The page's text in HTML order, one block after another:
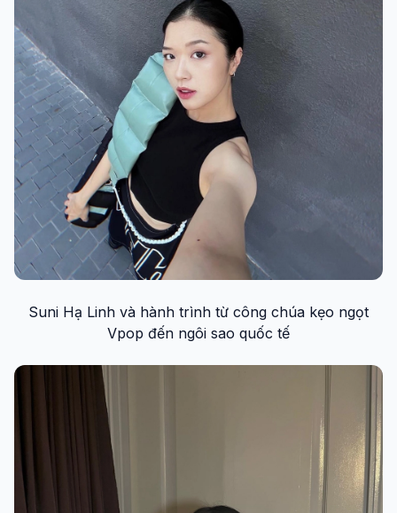
Suni Hạ Linh và hành trình từ công chúa kẹo ngọt
Vpop đến ngôi sao quốc tế